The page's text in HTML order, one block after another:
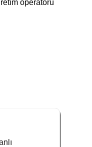
operatörü